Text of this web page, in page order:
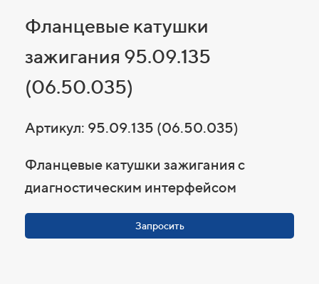
Фланцевые катушки
зажигания 95.09.135
(06.50.035)
Артикул: 95.09.135 (06.50.035)
Фланцевые катушки зажигания с
диагностическим интерфейсом
Запросить